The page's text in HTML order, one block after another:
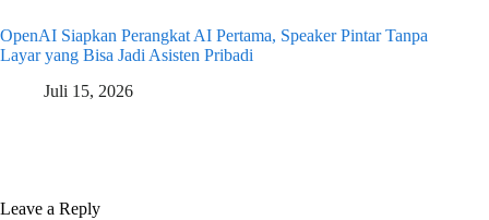
OpenAI Siapkan Perangkat AI Pertama, Speaker Pintar Tanpa
Layar yang Bisa Jadi Asisten Pribadi
Juli 15, 2026
Leave a Reply